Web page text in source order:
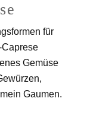
für
Gemüse
Gaumen.